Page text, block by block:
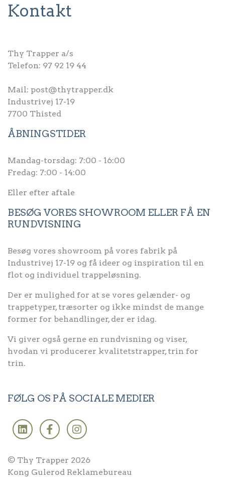
Kontakt
Thy Trapper a/s
Telefon: 97 92 19 44
Mail: post@thytrapper.dk
Industrivej 17-19
7700 Thisted
ÅBNINGSTIDER
Mandag-torsdag: 7:00 - 16:00
Fredag: 7:00 - 14:00
Eller efter aftale
BESØG VORES SHOWROOM ELLER FÅ EN
RUNDVISNING
Besøg vores showroom på vores fabrik på
Industrivej 17-19 og få ideer og inspiration til en
flot og individuel trappeløsning.
Der er mulighed for at se vores gelænder- og
trappetyper, træsorter og ikke mindst de mange
former for behandlinger, der er idag.
Vi giver også gerne en rundvisning og viser,
hvodan vi producerer kvalitetstrapper, trin for
trin.
FØLG OS PÅ SOCIALE MEDIER
© Thy Trapper 2026
Kong Gulerod Reklamebureau